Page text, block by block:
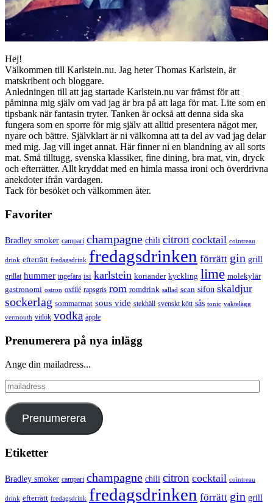
Hej!
Välkommen till Karlstein.nu. Jag heter Thomas Karlstein, är
matskribent och bloggare.
Anledningen till att jag startade Karlstein.nu var främst för att
påminna mig själv om vad jag är bra på att laga för mat. Lite som en
tipsbank när fantasin tryter. Tanken är också att denna sida ska
fungera som en sporre för mig själv att alltid presentera något mer,
nyare och bättre. Självklart är ni välkomna att ta del av vad jag delar
med mig. Jag vill inget annat. Här finner ni en blandning av all sorts
mat. Små tilltugg, svenska klassiker, fine dining, bra mat, vin, dryck
och efterrätter. Allt kryddat med en himla massa ironi och överdrivna
anekdoter ifrån vardagen.
Tack för besöket och välkommen åter.
Favoriter
Bradley smoker campari champagne chili citron cocktail cointreau
drink efterrätt fredagsdrink fredagsdrinken förrätt gin grill
grillat hummer ingefära isi karlstein koriander kyckling lime molekylär
gastronomi ostron oxfilé rapsgris rom romdrink sallad scan sifon skaldjur
sockerlag sommarmat sous vide stekhäll svenskt kött sås tonic vaktelägg
vermouth vitlök vodka äpple
Prenumerera på nya inlägg
Ange din mailadress...
mailadress
Prenumerera
Etiketter
Bradley smoker campari champagne chili citron cocktail cointreau
drink efterrätt fredagsdrink fredagsdrinken förrätt gin grill